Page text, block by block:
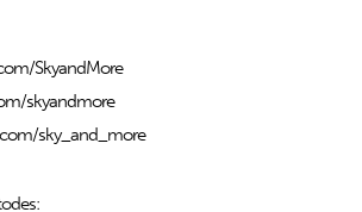
SkyandMore
skyandmore
sky_and_more